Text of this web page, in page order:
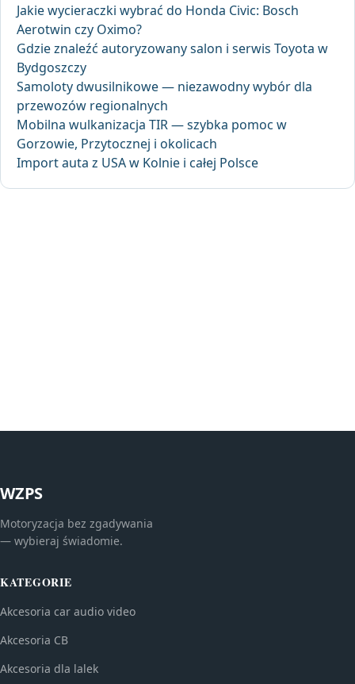
Jakie wycieraczki wybrać do Honda Civic: Bosch
Aerotwin czy Oximo?
Gdzie znaleźć autoryzowany salon i serwis Toyota w
Bydgoszczy
Samoloty dwusilnikowe — niezawodny wybór dla
przewozów regionalnych
Mobilna wulkanizacja TIR — szybka pomoc w
Gorzowie, Przytocznej i okolicach
Import auta z USA w Kolnie i całej Polsce
WZPS
Motoryzacja bez zgadywania
— wybieraj świadomie.
KATEGORIE
Akcesoria car audio video
Akcesoria CB
Akcesoria dla lalek